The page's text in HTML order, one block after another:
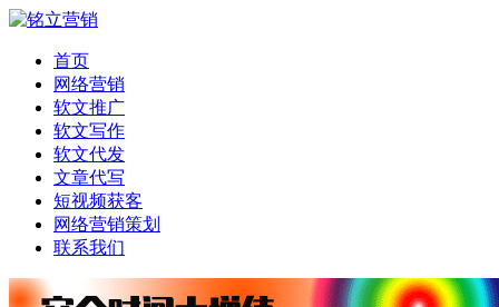
首页
网络营销
软文推广
软文写作
软文代发
文章代写
短视频获客
网络营销策划
联系我们